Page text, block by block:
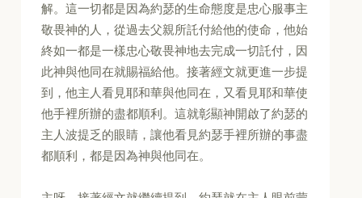
解。這一切都是因為約瑟的生命態度是忠心服事主
敬畏神的人，從過去父親所託付給他的使命，他始
終如一都是一樣忠心敬畏神地去完成一切託付，因
此神與他同在就賜福給他。接著經文就更進一步提
到，他主人看見耶和華與他同在，又看見耶和華使
他手裡所辦的盡都順利。這就彰顯神開啟了約瑟的
主人波提乏的眼睛，讓他看見約瑟手裡所辦的事盡
都順利，都是因為神與他同在。